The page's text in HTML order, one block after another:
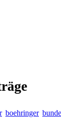
boehringer